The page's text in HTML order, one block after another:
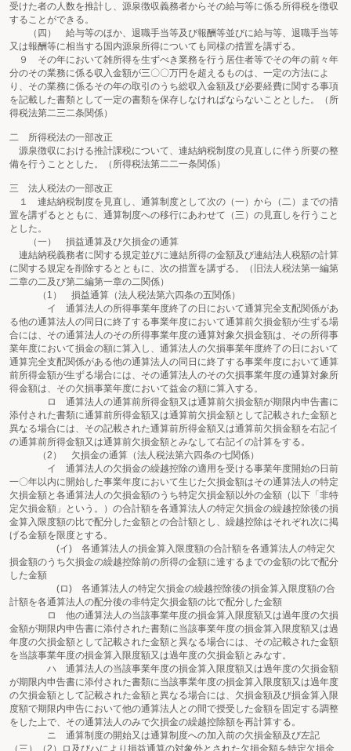
受けた者の人数を推計し、源泉徴収義務者からその給与等に係る所得税を徴収
することができる。
（四） 給与等のほか、退職手当等及び報酬等並びに給与等、退職手当等
又は報酬等に相当する国内源泉所得についても同様の措置を講ずる。
９ その年において雑所得を生ずべき業務を行う居住者等でその年の前々年
分のその業務に係る収入金額が三〇〇万円を超えるものは、一定の方法によ
り、その業務に係るその年の取引のうち総収入金額及び必要経費に関する事項
を記載した書類として一定の書類を保存しなければならないこととした。（所
得税法第二三二条関係）
二 所得税法の一部改正
源泉徴収における推計課税について、連結納税制度の見直しに伴う所要の整
備を行うこととした。（所得税法第二二一条関係）
三 法人税法の一部改正
１ 連結納税制度を見直し、通算制度として次の（一）から（二）までの措
置を講ずるとともに、通算制度への移行にあわせて（三）の見直しを行うこと
とした。
（一） 損益通算及び欠損金の通算
連結納税義務者に関する規定並びに連結所得の金額及び連結法人税額の計算
に関する規定を削除するとともに、次の措置を講ずる。（旧法人税法第一編第
二章の二及び第二編第一章の二関係）
（1） 損益通算（法人税法第六四条の五関係）
イ 通算法人の所得事業年度終了の日において通算完全支配関係があ
る他の通算法人の同日に終了する事業年度において通算前欠損金額が生ずる場
合には、その通算法人のその所得事業年度の通算対象欠損金額は、その所得事
業年度において損金の額に算入し、通算法人の欠損事業年度終了の日において
通算完全支配関係がある他の通算法人の同日に終了する事業年度において通算
前所得金額が生ずる場合には、その通算法人のその欠損事業年度の通算対象所
得金額は、その欠損事業年度において益金の額に算入する。
ロ 通算法人の通算前所得金額又は通算前欠損金額が期限内申告書に
添付された書類に通算前所得金額又は通算前欠損金額として記載された金額と
異なる場合には、その記載された通算前所得金額又は通算前欠損金額を右記イ
の通算前所得金額又は通算前欠損金額とみなして右記イの計算をする。
（2） 欠損金の通算（法人税法第六四条の七関係）
イ 通算法人の欠損金の繰越控除の適用を受ける事業年度開始の日前
一〇年以内に開始した事業年度において生じた欠損金額はその通算法人の特定
欠損金額と各通算法人の欠損金額のうち特定欠損金額以外の金額（以下「非特
定欠損金額」という。）の合計額を各通算法人の特定欠損金の繰越控除後の損
金算入限度額の比で配分した金額との合計額とし、繰越控除はそれぞれ次に掲
げる金額を限度とする。
(イ) 各通算法人の損金算入限度額の合計額を各通算法人の特定欠
損金額のうち欠損金の繰越控除前の所得の金額に達するまでの金額の比で配分
した金額
(ロ) 各通算法人の特定欠損金の繰越控除後の損金算入限度額の合
計額を各通算法人の配分後の非特定欠損金額の比で配分した金額
ロ 他の通算法人の当該事業年度の損金算入限度額又は過年度の欠損
金額が期限内申告書に添付された書類に当該事業年度の損金算入限度額又は過
年度の欠損金額として記載された金額と異なる場合には、その記載された金額
を当該事業年度の損金算入限度額又は過年度の欠損金額とみなす。
ハ 通算法人の当該事業年度の損金算入限度額又は過年度の欠損金額
が期限内申告書に添付された書類に当該事業年度の損金算入限度額又は過年度
の欠損金額として記載された金額と異なる場合には、欠損金額及び損金算入限
度額で期限内申告において他の通算法人との間で授受した金額を固定する調整
をした上で、その通算法人のみで欠損金の繰越控除額を再計算する。
ニ 通算制度の開始又は通算制度への加入前の欠損金額及び左記